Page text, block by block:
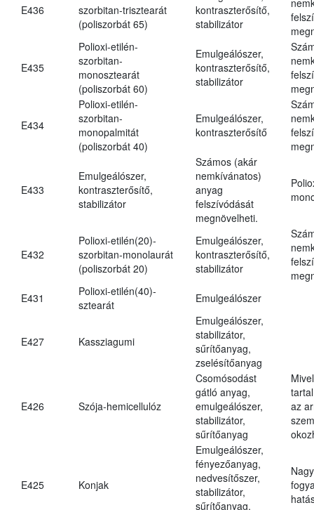
E436
szorbitan-trisztearát
(poliszorbát 65)
kontraszterősítő,
stabilizátor
E435
Polioxi-etilén-
szorbitan-
monosztearát
(poliszorbát 60)
Emulgeálószer,
kontraszterősítő,
stabilizátor
E434
Polioxi-etilén-
szorbitan-
monopalmitát
(poliszorbát 40)
Emulgeálószer,
kontraszterősítő
E433
Emulgeálószer,
kontraszterősítő,
stabilizátor
Számos (akár
nemkívánatos)
anyag
felszívódását
megnövelheti.
E432
Polioxi-etilén(20)-
szorbitan-monolaurát
(poliszorbát 20)
Emulgeálószer,
kontraszterősítő,
stabilizátor
E431
Polioxi-etilén(40)-
sztearát
Emulgeálószer
E427 Kassziagumi
Emulgeálószer,
stabilizátor,
sűrítőanyag,
zselésítőanyag
E426 Szója-hemicellulóz
Csomósodást
gátló anyag,
emulgeálószer,
stabilizátor,
sűrítőanyag
az
E425 Konjak
Emulgeálószer,
fényezőanyag,
nedvesítőszer,
stabilizátor,
sűrítőanyag,